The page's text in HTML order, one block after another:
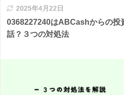
2025年4月22日
0368227240はABCashからの投
話？３つの対処法